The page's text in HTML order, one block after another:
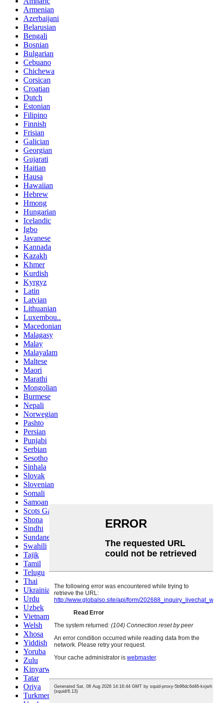
Armenian
Azerbaijani
Belarusian
Bengali
Bosnian
Bulgarian
Cebuano
Chichewa
Corsican
Croatian
Dutch
Estonian
Filipino
Finnish
Frisian
Galician
Georgian
Gujarati
Haitian
Hausa
Hawaiian
Hebrew
Hmong
Hungarian
Icelandic
Igbo
Javanese
Kannada
Kazakh
Khmer
Kurdish
Kyrgyz
Latin
Latvian
Lithuanian
Luxembou..
Macedonian
Malagasy
Malay
Malayalam
Maltese
Maori
Marathi
Mongolian
Burmese
Nepali
Norwegian
Pashto
Persian
Punjabi
Serbian
Sesotho
Sinhala
Slovak
Slovenian
Somali
Samoan
Scots Gaelic
Shona
Sindhi
Sundanese
Swahili
Tajik
Tamil
Telugu
Thai
Ukrainian
Urdu
Uzbek
Vietnamese
Welsh
Xhosa
Yiddish
Yoruba
Zulu
Kinyarwanda
Tatar
Oriya
Turkmen